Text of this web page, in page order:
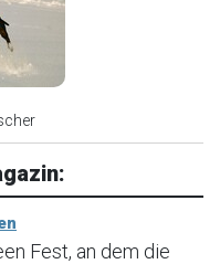
Fest, an dem die